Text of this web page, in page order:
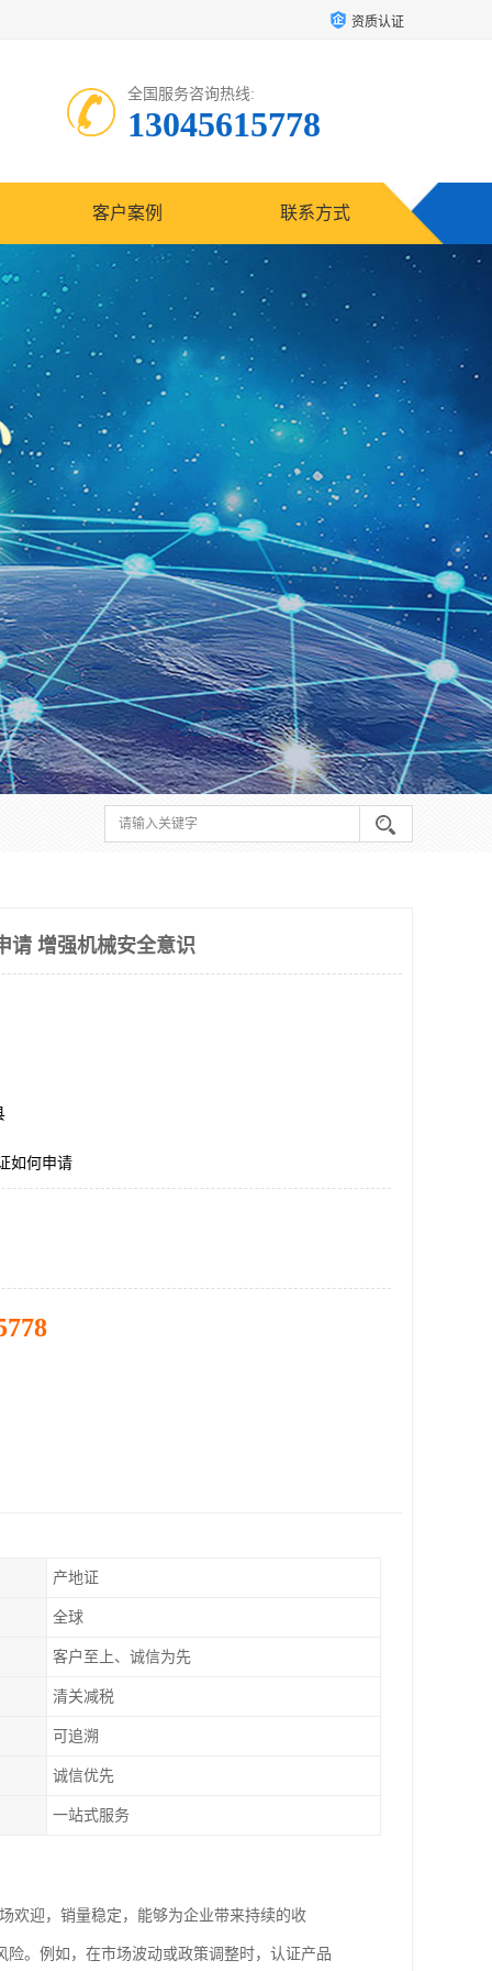
资质认证
全国服务咨询热线:
13045615778
客户案例 联系方式
请 增强机械安全意识
如何申请
产地证
全球
客户至上、诚信为先
清关减税
可追溯
诚信优先
一站式服务
欢迎，销量稳定，能够为企业带来持续的收
。例如，在市场波动或政策调整时，认证产品